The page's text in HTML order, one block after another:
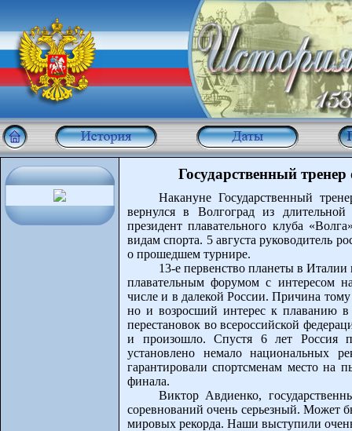
Государственный
Накануне Государственный
вернулся в Волгоград из
президент плавательного клуба
видам спорта. 5 августа руководитель
о прошедшем турнире.
13-е первенство планеты в
плавательным форумом с интересом
числе и в далекой России. Причина
но и возросший интерес к плаванию в
перестановок во всероссийской
и произошло. Спустя 6 лет Россия
установлено немало национальных
гарантировали спортсменам место на
финала.
Виктор Авдиенко,
соревнований очень серьезный. Может
мировых рекорда. Наши выступили